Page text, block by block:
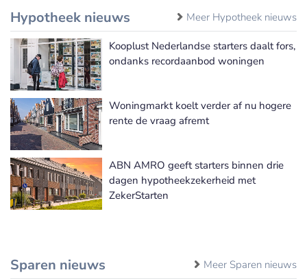
Hypotheek nieuws Meer Hypotheek nieuws
Kooplust Nederlandse starters daalt fors,
ondanks recordaanbod woningen
Woningmarkt koelt verder af nu hogere
rente de vraag afremt
ABN AMRO geeft starters binnen drie
dagen hypotheekzekerheid met
ZekerStarten
Sparen nieuws Meer Sparen nieuws